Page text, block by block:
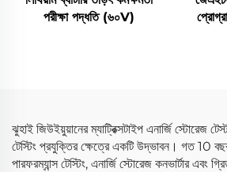
পরীক্ষা পদ্ধতি (৬০V)
ঝুহাই জিউইয়ুয়ানের ম্যাট্রিক্সটাইপ এনার্জি স্টোরেজ
টেস্টিং প্রযুক্তির ক্ষেত্রে একটি উদ্ভাবন। গত 10 বছর
পারফরম্যান্স টেস্টিং, এনার্জি স্টোরেজ কনভার্টার এবং